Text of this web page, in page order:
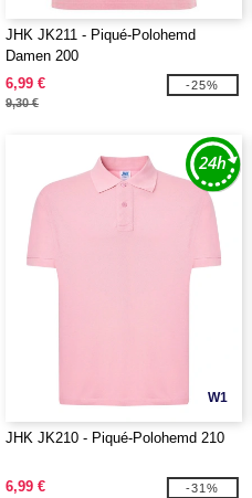
JHK JK211 - Piqué-Polohemd
Damen 200
6,99 €
9,30 €
-25%
W1
JHK JK210 - Piqué-Polohemd 210
6,99 € -31%